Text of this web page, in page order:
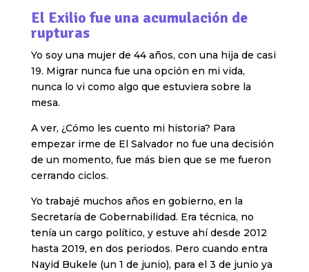
El Exilio fue una acumulación de
rupturas
Yo soy una mujer de 44 años, con una hija de casi
19. Migrar nunca fue una opción en mi vida,
nunca lo vi como algo que estuviera sobre la
mesa.
A ver, ¿Cómo les cuento mi historia? Para
empezar irme de El Salvador no fue una decisión
de un momento, fue más bien que se me fueron
cerrando ciclos.
Yo trabajé muchos años en gobierno, en la
Secretaría de Gobernabilidad. Era técnica, no
tenía un cargo político, y estuve ahí desde 2012
hasta 2019, en dos periodos. Pero cuando entra
Nayid Bukele (un 1 de junio), para el 3 de junio ya